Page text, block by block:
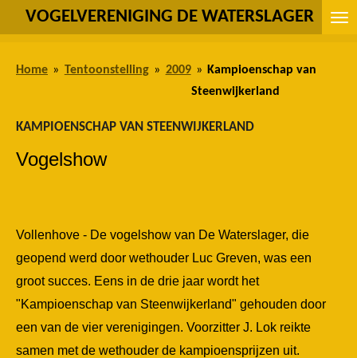
VOGELVERENIGING DE WATERSLAGER
Home » Tentoonstelling » 2009 » Kampioenschap van
Steenwijkerland
KAMPIOENSCHAP VAN STEENWIJKERLAND
Vogelshow
Vollenhove - De vogelshow van De Waterslager, die
geopend werd door wethouder Luc Greven, was een
groot succes. Eens in de drie jaar wordt het
"Kampioenschap van Steenwijkerland" gehouden door
een van de vier verenigingen. Voorzitter J. Lok reikte
samen met de wethouder de kampioensprijzen uit.